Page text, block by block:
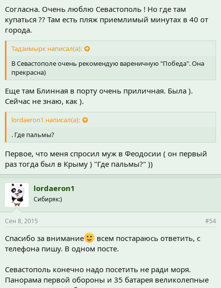
Согласна. Очень люблю Севастополь ! Но где там
купаться ?? Там есть пляж приемлимый минутах в 40 от
города.
Тадзимырк написал(а):
В Севастополе очень рекомендую вареничную "Победа". Она
прекрасна)
Еще там Блинная в порту очень приличная. Была ).
Сейчас не знаю, как ).
lordaeron1 написал(а):
. Где пальмы?
Первое, что меня спросил муж в Феодосии ( он первый
раз тогда был в Крыму ) "Где пальмы?" ))
lordaeron1
Сибиряк:)
Сен 8, 2015 #54
Спасибо за внимание
всем постараюсь ответить, с
телефона пишу. В одном посте.
Севастополь конечно надо посетить не ради моря.
Панорама первой обороны и 35 батарея великолепные